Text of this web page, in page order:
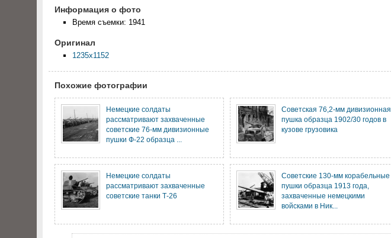
Информация о фото
Время съемки: 1941
Оригинал
1235x1152
Похожие фотографии
Немецкие солдаты
рассматривают захваченные
советские 76-мм дивизионные
пушки Ф-22 образца ...
Советская 76,2-мм дивизионная
пушка образца 1902/30 годов в
кузове грузовика
Немецкие солдаты
рассматривают захваченные
советские танки Т-26
Советские 130-мм корабельные
пушки образца 1913 года,
захваченные немецкими
войсками в Ник...